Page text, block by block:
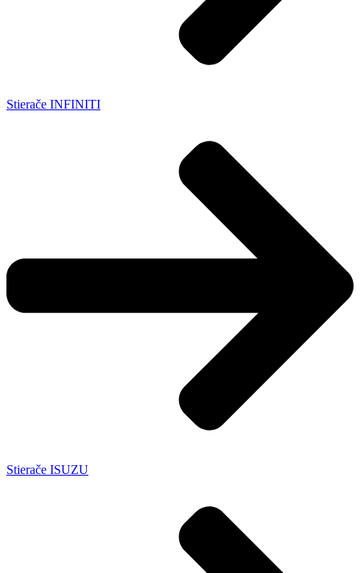
Stierače INFINITI
Stierače ISUZU